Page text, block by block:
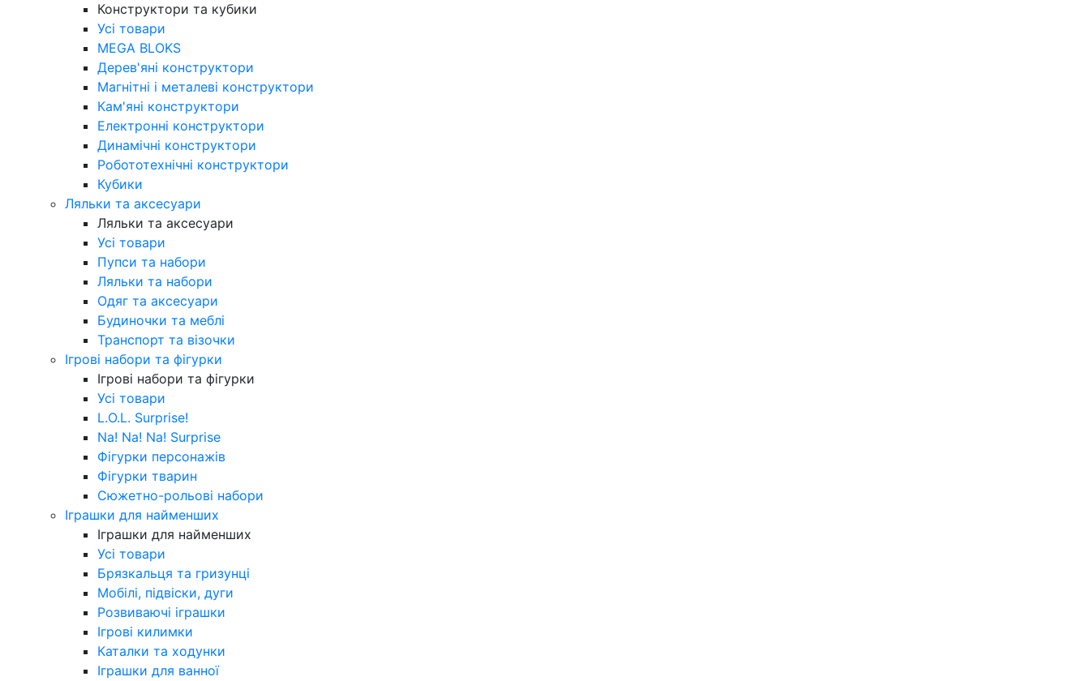
Конструктори та кубики
Усі товари
MEGA BLOKS
Дерев'яні конструктори
Магнітні і металеві конструктори
Кам'яні конструктори
Електронні конструктори
Динамічні конструктори
Робототехнічні конструктори
Кубики
Ляльки та аксесуари
Ляльки та аксесуари
Усі товари
Пупси та набори
Ляльки та набори
Одяг та аксесуари
Будиночки та меблі
Транспорт та візочки
Ігрові набори та фігурки
Ігрові набори та фігурки
Усі товари
L.O.L. Surprise!
Na! Na! Na! Surprise
Фігурки персонажів
Фігурки тварин
Сюжетно-рольові набори
Іграшки для найменших
Іграшки для найменших
Усі товари
Брязкальця та гризунці
Мобілі, підвіски, дуги
Розвиваючі іграшки
Ігрові килимки
Каталки та ходунки
Іграшки для ванної